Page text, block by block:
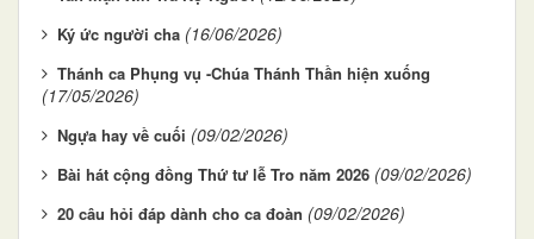
Ký ức người cha (16/06/2026)
Thánh ca Phụng vụ -Chúa Thánh Thần hiện xuống
(17/05/2026)
Ngựa hay về cuối (09/02/2026)
Bài hát cộng đồng Thứ tư lễ Tro năm 2026 (09/02/2026)
20 câu hỏi đáp dành cho ca đoàn (09/02/2026)